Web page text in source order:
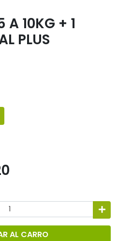
A 10KG + 1
PLUS
AL CARRO